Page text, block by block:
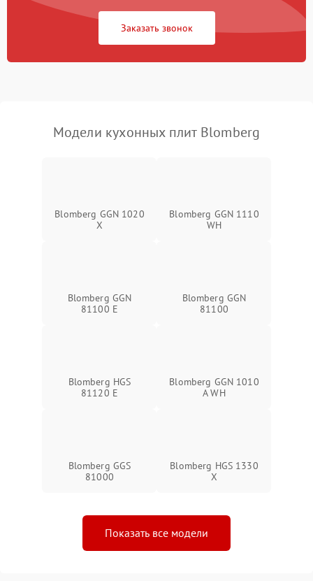
Заказать звонок
Модели кухонных плит Blomberg
Blomberg GGN 1020
X
Blomberg GGN 1110
WH
Blomberg GGN
81100 E
Blomberg GGN
81100
Blomberg HGS
81120 E
Blomberg GGN 1010
A WH
Blomberg GGS
81000
Blomberg HGS 1330
X
Показать все модели